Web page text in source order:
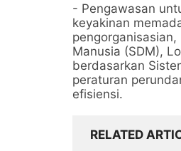
- Pengawasan
keyakinan
Manusia (SDM),
berdasarkan
peraturan
efisiensi.
RELATED